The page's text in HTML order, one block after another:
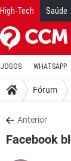
High-Tech Saúde
JOGOS WHATSAPP
Fórum
Anterior
Facebook